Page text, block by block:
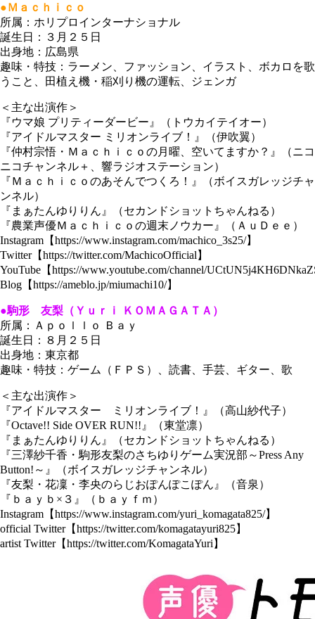
●Ｍａｃｈｉｃｏ
所属：ホリプロインターナショナル
誕生日：３月２５日
出身地：広島県
趣味・特技：ラーメン、ファッション、イラスト、ボカロを歌
うこと、田植え機・稲刈り機の運転、ジェンガ
＜主な出演作＞
『ウマ娘 プリティーダービー』（トウカイテイオー）
『アイドルマスター ミリオンライブ！』（伊吹翼）
『仲村宗悟・Ｍａｃｈｉｃｏの月曜、空いてますか？』（ニコ
ニコチャンネル＋、響ラジオステーション）
『Ｍａｃｈｉｃｏのあそんでつくろ！』（ボイスガレッジチャ
ンネル）
『まぁたんゆりりん』（セカンドショットちゃんねる）
『農業声優Ｍａｃｈｉｃｏの週末ノウカー』（ＡｕＤｅｅ）
Instagram【https://www.instagram.com/machico_3s25/】
Twitter【https://twitter.com/MachicoOfficial】
YouTube【https://www.youtube.com/channel/
Blog【https://ameblo.jp/miumachi10/】
●駒形 友梨（Ｙｕｒｉ ＫＯＭＡＧＡＴＡ）
所属：Ａｐｏｌｌｏ Ｂａｙ
誕生日：８月２５日
出身地：東京都
趣味・特技：ゲーム（ＦＰＳ）、読書、手芸、ギター、歌
＜主な出演作＞
『アイドルマスター ミリオンライブ！』（高山紗代子）
『Octave!! Side OVER RUN!!』（東堂凛）
『まぁたんゆりりん』（セカンドショットちゃんねる）
『三澤紗千香・駒形友梨のさちゆりゲーム実況部～Press Any
Button!～』（ボイスガレッジチャンネル）
『友梨・花凜・李央のらじおぽんぽこぽん』（音泉）
『ｂａｙｂ×３』（ｂａｙｆｍ）
Instagram【https://www.instagram.com/yuri_komagata825/】
official Twitter【https://twitter.com/komagatayuri825】
artist Twitter【https://twitter.com/KomagataYuri】